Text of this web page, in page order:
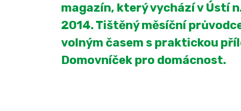
magazín, který vychází v Ústí
2014. Tištěný měsíční
volným časem s praktickou
Domovníček pro domácnost.